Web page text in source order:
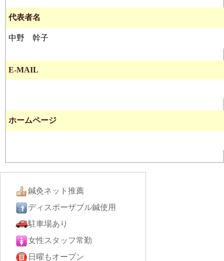
代表者名
中野 幹子
E-MAIL
ホームページ
鍼灸ネット推薦
ディスポーザブル鍼使用
駐車場あり
女性スタッフ常勤
日曜もオープン